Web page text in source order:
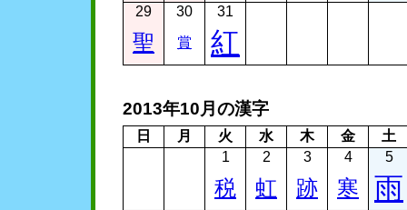
29
聖
30
賞
31
紅
2013年10月の漢字
日 月 火 水 木 金
土
1
税
2
虹
3
跡
4
寒
5
雨